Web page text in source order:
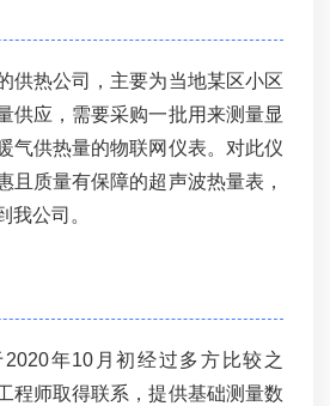
供热公司，主要为当地某区小区
供应，需要采购一批用来测量显
气供热量的物联网仪表。对此仪
且质量有保障的超声波热量表，
我公司。
年10月初经过多方比较之
程师取得联系，提供基础测量数